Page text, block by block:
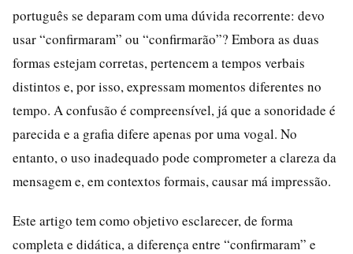
português se deparam com uma dúvida recorrente: devo
usar “confirmaram” ou “confirmarão”? Embora as duas
formas estejam corretas, pertencem a tempos verbais
distintos e, por isso, expressam momentos diferentes no
tempo. A confusão é compreensível, já que a sonoridade é
parecida e a grafia difere apenas por uma vogal. No
entanto, o uso inadequado pode comprometer a clareza da
mensagem e, em contextos formais, causar má impressão.
Este artigo tem como objetivo esclarecer, de forma
completa e didática, a diferença entre “confirmaram” e